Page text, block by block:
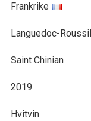
Frankrike
Languedoc-
Saint Chinian
2019
Hvitvin